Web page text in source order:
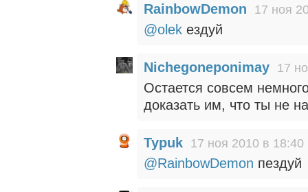
RainbowDemon 17 ноя
@olek ездуй
Nichegoneponimay 17
Остается совсем
доказать им, что ты не
Typuk 17 ноя 2010 в 18:40
@RainbowDemon пездуй